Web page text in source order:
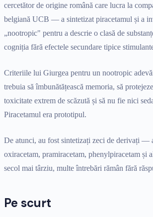
cercetător de origine română care lucra la
belgiană UCB — a sintetizat piracetamul și a
„nootropic" pentru a descrie o clasă de
cogniția fără efectele secundare tipice
Criteriile lui Giurgea pentru un nootropic
trebuia să îmbunătățească memoria, să
toxicitate extrem de scăzută și să nu fie nici
Piracetamul era prototipul.
De atunci, au fost sintetizați zeci de derivați —
oxiracetam, pramiracetam, phenylpiracetam și
secol mai târziu, multe întrebări rămân fără
Pe scurt